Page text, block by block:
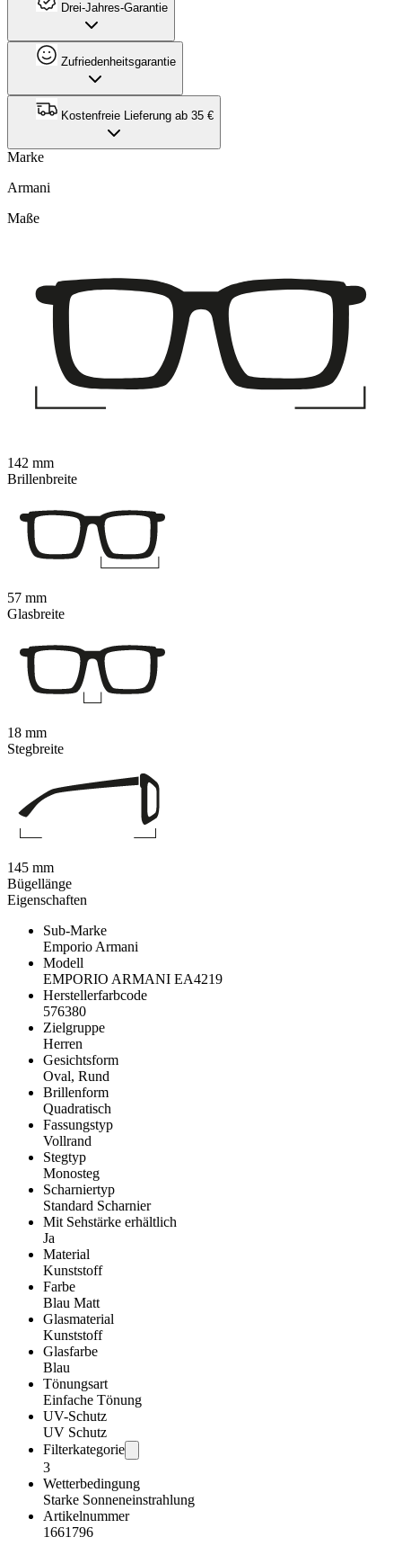
Drei-Jahres-Garantie
Zufriedenheitsgarantie
Kostenfreie Lieferung ab 35 €
Marke
Armani
Eigenschaften
Sub-Marke
Emporio Armani
Modell
EMPORIO ARMANI EA4219
Herstellerfarbcode
576380
Zielgruppe
Herren
Gesichtsform
Oval, Rund
Brillenform
Quadratisch
Fassungstyp
Vollrand
Stegtyp
Monosteg
Scharniertyp
Standard Scharnier
Mit Sehstärke erhältlich
Ja
Material
Kunststoff
Farbe
Blau Matt
Glasmaterial
Kunststoff
Glasfarbe
Blau
Tönungsart
Einfache Tönung
UV-Schutz
UV Schutz
Filterkategorie
3
Wetterbedingung
Starke Sonneneinstrahlung
Artikelnummer
1661796
Maße
142 mm
Brillenbreite
57 mm
Glasbreite
18 mm
Stegbreite
145 mm
Bügellänge